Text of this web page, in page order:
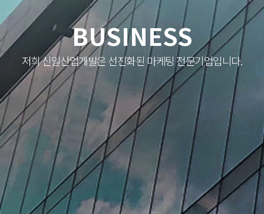
BUSINESS
저희 신일산업개발은 선진화된 마케팅 전문기업입니다.